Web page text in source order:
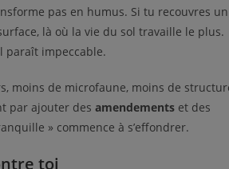
pas en humus. Si tu recouvres un
là où la vie du sol travaille le plus.
paraît impeccable.
moins de microfaune, moins de
par ajouter des amendements et des
» commence à s’effondrer.
toi